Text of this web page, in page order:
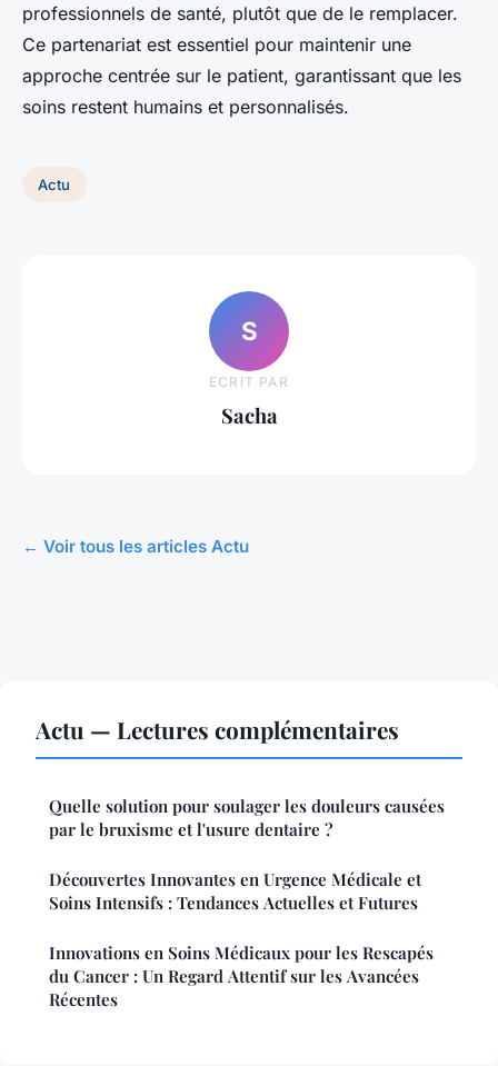
professionnels de santé, plutôt que de le remplacer.
Ce partenariat est essentiel pour maintenir une
approche centrée sur le patient, garantissant que les
soins restent humains et personnalisés.
Actu
S
ECRIT PAR
Sacha
← Voir tous les articles Actu
Actu — Lectures complémentaires
Quelle solution pour soulager les douleurs causées
par le bruxisme et l'usure dentaire ?
Découvertes Innovantes en Urgence Médicale et
Soins Intensifs : Tendances Actuelles et Futures
Innovations en Soins Médicaux pour les Rescapés
du Cancer : Un Regard Attentif sur les Avancées
Récentes